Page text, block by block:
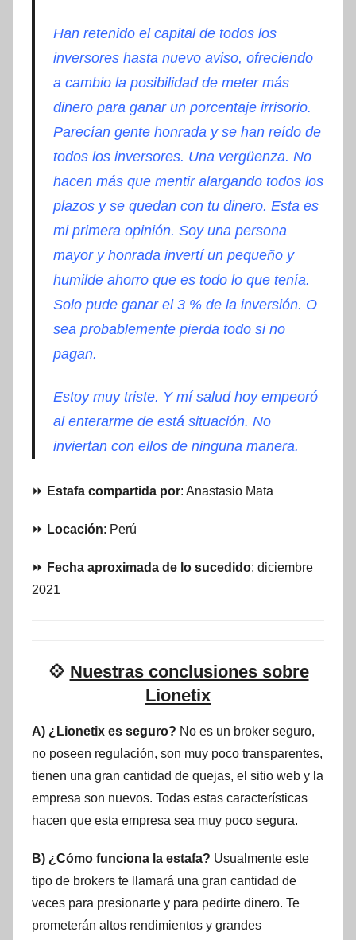
Han retenido el capital de todos los
inversores hasta nuevo aviso, ofreciendo
a cambio la posibilidad de meter más
dinero para ganar un porcentaje irrisorio.
Parecían gente honrada y se han reído de
todos los inversores. Una vergüenza. No
hacen más que mentir alargando todos los
plazos y se quedan con tu dinero. Esta es
mi primera opinión. Soy una persona
mayor y honrada invertí un pequeño y
humilde ahorro que es todo lo que tenía.
Solo pude ganar el 3 % de la inversión. O
sea probablemente pierda todo si no
pagan.
Estoy muy triste. Y mí salud hoy empeoró
al enterarme de está situación. No
inviertan con ellos de ninguna manera.
⏩ Estafa compartida por: Anastasio Mata
⏩ Locación: Perú
⏩ Fecha aproximada de lo sucedido: diciembre
2021
💠 Nuestras conclusiones sobre
Lionetix
A) ¿Lionetix es seguro? No es un broker seguro,
no poseen regulación, son muy poco transparentes,
tienen una gran cantidad de quejas, el sitio web y la
empresa son nuevos. Todas estas características
hacen que esta empresa sea muy poco segura.
B) ¿Cómo funciona la estafa? Usualmente este
tipo de brokers te llamará una gran cantidad de
veces para presionarte y para pedirte dinero. Te
prometerán altos rendimientos y grandes